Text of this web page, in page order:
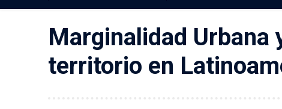
Marginalidad
territorio en